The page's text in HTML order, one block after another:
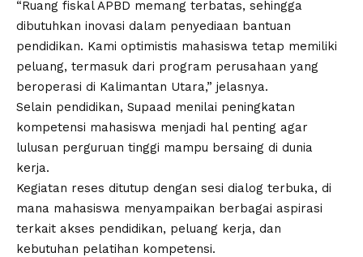
“Ruang fiskal APBD memang terbatas, sehingga
dibutuhkan inovasi dalam penyediaan bantuan
pendidikan. Kami optimistis mahasiswa tetap memiliki
peluang, termasuk dari program perusahaan yang
beroperasi di Kalimantan Utara,” jelasnya.
Selain pendidikan, Supaad menilai peningkatan
kompetensi mahasiswa menjadi hal penting agar
lulusan perguruan tinggi mampu bersaing di dunia
kerja.
Kegiatan reses ditutup dengan sesi dialog terbuka, di
mana mahasiswa menyampaikan berbagai aspirasi
terkait akses pendidikan, peluang kerja, dan
kebutuhan pelatihan kompetensi.